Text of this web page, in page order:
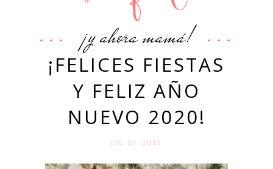
¡y ahora mamá!
¡FELICES FIESTAS
Y FELIZ AÑO
NUEVO 2020!
DIC 19. 2019